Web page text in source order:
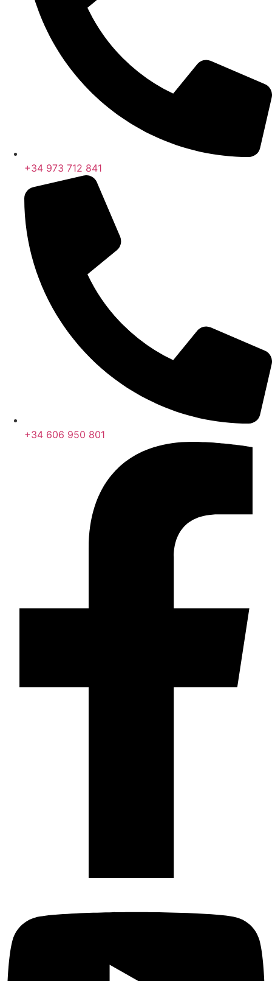
+34 973 712 841
+34 606 950 801